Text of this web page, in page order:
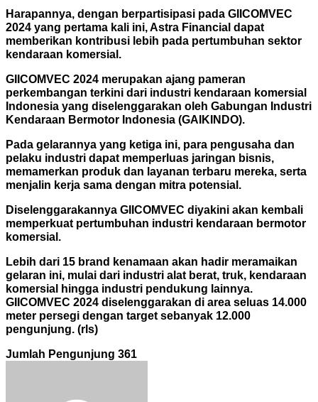
Harapannya, dengan berpartisipasi pada GIICOMVEC
2024 yang pertama kali ini, Astra Financial dapat
memberikan kontribusi lebih pada pertumbuhan sektor
kendaraan komersial.
GIICOMVEC 2024 merupakan ajang pameran
perkembangan terkini dari industri kendaraan komersial
Indonesia yang diselenggarakan oleh Gabungan Industri
Kendaraan Bermotor Indonesia (GAIKINDO).
Pada gelarannya yang ketiga ini, para pengusaha dan
pelaku industri dapat memperluas jaringan bisnis,
memamerkan produk dan layanan terbaru mereka, serta
menjalin kerja sama dengan mitra potensial.
Diselenggarakannya GIICOMVEC diyakini akan kembali
memperkuat pertumbuhan industri kendaraan bermotor
komersial.
Lebih dari 15 brand kenamaan akan hadir meramaikan
gelaran ini, mulai dari industri alat berat, truk, kendaraan
komersial hingga industri pendukung lainnya.
GIICOMVEC 2024 diselenggarakan di area seluas 14.000
meter persegi dengan target sebanyak 12.000
pengunjung. (rls)
Jumlah Pengunjung 361